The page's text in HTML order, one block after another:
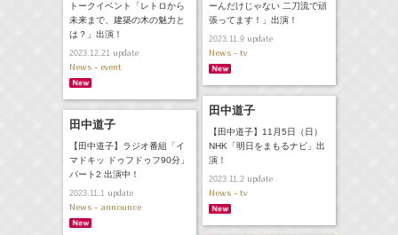
トークイベント「レトロから
未来まで、建築の木の魅力と
は？」出演！
2023.12.21update
News - event
ーんだけじゃない 二刀流で頑
張ってます！」出演！
2023.11.9update
News - tv
田中道子
【田中道子】11月5日（日）
NHK「明日をまもるナビ」出
演！
2023.11.2update
News - tv
田中道子
【田中道子】ラジオ番組「イ
マドキッ ドゥフドゥフ90分」
パート2 出演中！
2023.11.1update
News - announce